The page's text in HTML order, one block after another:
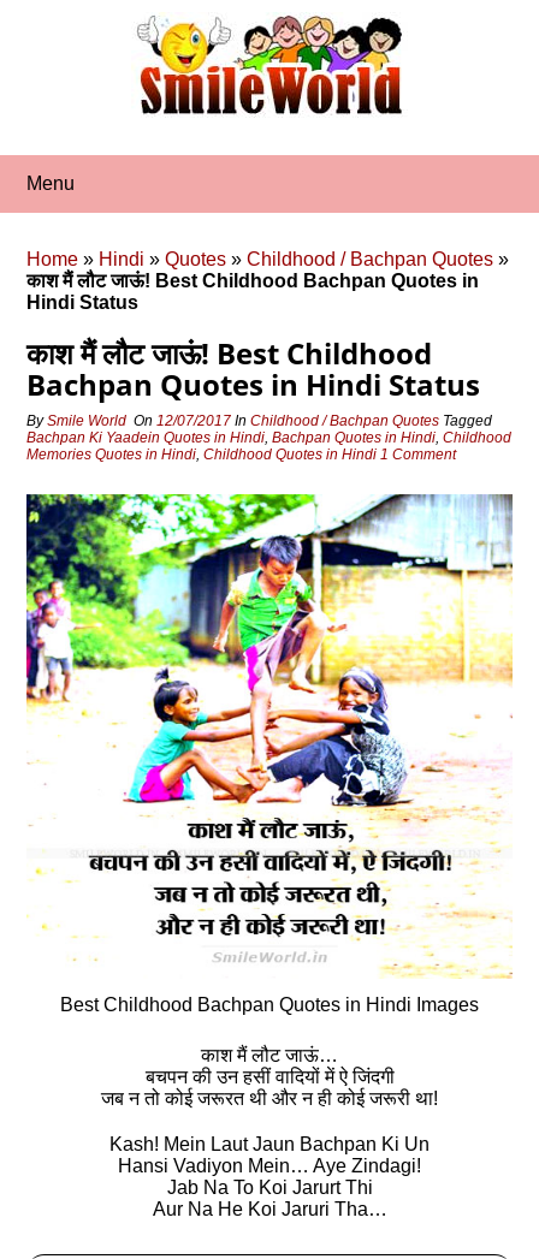
Menu
Home » Hindi »Quotes »Childhood / Bachpan Quotes »
काश मैं लौट जाऊं! Best Childhood Bachpan Quotes in
Hindi Status
काश मैं लौट जाऊं! Best Childhood
Bachpan Quotes in Hindi Status
BySmile World On12/07/2017 InChildhood / Bachpan Quotes Tagged
Bachpan Ki Yaadein Quotes in Hindi,Bachpan Quotes in Hindi,Childhood
Memories Quotes in Hindi,Childhood Quotes in Hindi 1 Comment
Best Childhood Bachpan Quotes in Hindi Images
काश मैं लौट जाऊं…
बचपन की उन हसीं वादियों में ऐ जिंदगी
जब न तो कोई जरूरत थी और न ही कोई जरूरी था!
Kash! Mein Laut Jaun Bachpan Ki Un
Hansi Vadiyon Mein… Aye Zindagi!
Jab Na To Koi Jarurt Thi
Aur Na He Koi Jaruri Tha…